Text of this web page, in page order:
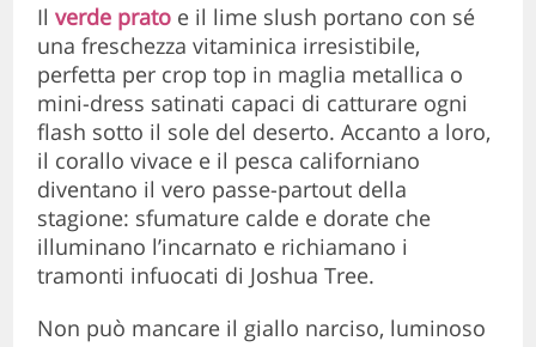
Ilverde prato e il lime slush portano con sé
una freschezza vitaminica irresistibile,
perfetta per crop top in maglia metallica o
mini-dress satinati capaci di catturare ogni
flash sotto il sole del deserto. Accanto a loro,
il corallo vivace e il pesca californiano
diventano il vero passe-partout della
stagione: sfumature calde e dorate che
illuminano l’incarnato e richiamano i
tramonti infuocati di Joshua Tree.
Non può mancare il giallo narciso, luminoso